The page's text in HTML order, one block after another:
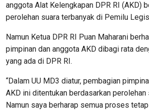
anggota Alat Kelengkapan DPR RI (AKD)
perolehan suara terbanyak di Pemilu
Namun Ketua DPR RI Puan Maharani
pimpinan dan anggota AKD dibagi rata
yang ada di DPR RI.
“Dalam UU MD3 diatur, pembagian
AKD ini ditentukan berdasarkan perolehan
Namun saya berharap semua proses